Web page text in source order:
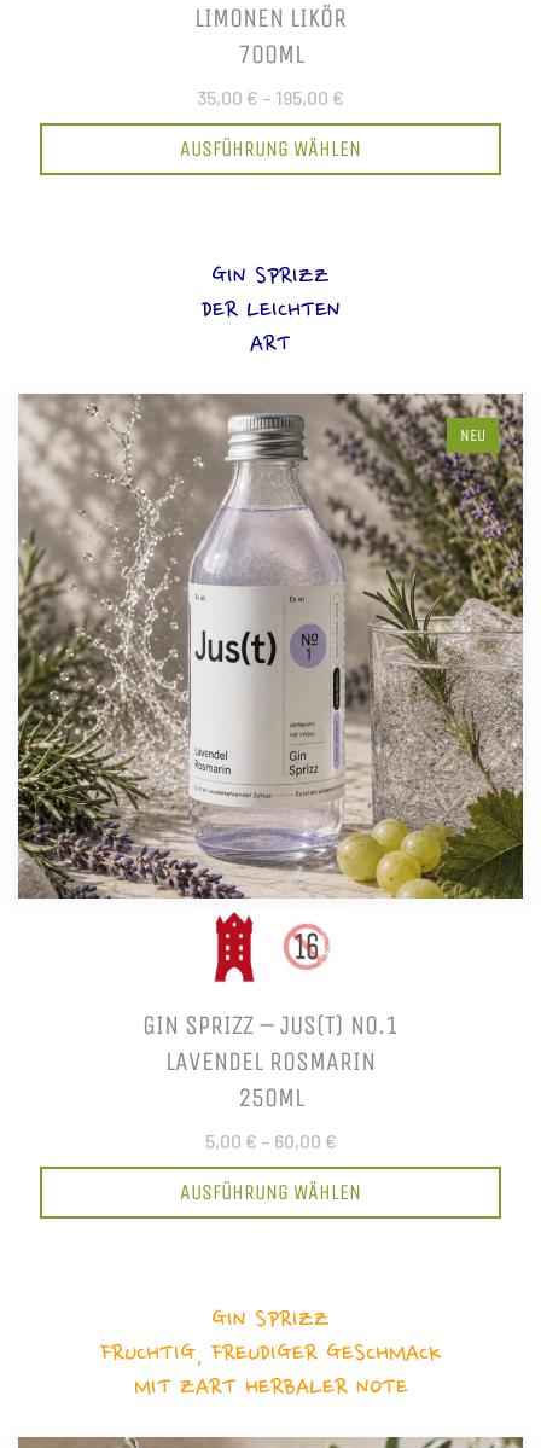
LIMONEN LIKÖR
700ML
35,00 € – 195,00 €
AUSFÜHRUNG WÄHLEN
GIN SPRIZZ
DER LEICHTEN
ART
NEU
GIN SPRIZZ – JUS(T) NO.1
LAVENDEL ROSMARIN
250ML
5,00 € – 60,00 €
AUSFÜHRUNG WÄHLEN
GIN SPRIZZ
FRUCHTIG, FREUDIGER GESCHMACK
MIT ZART HERBALER NOTE